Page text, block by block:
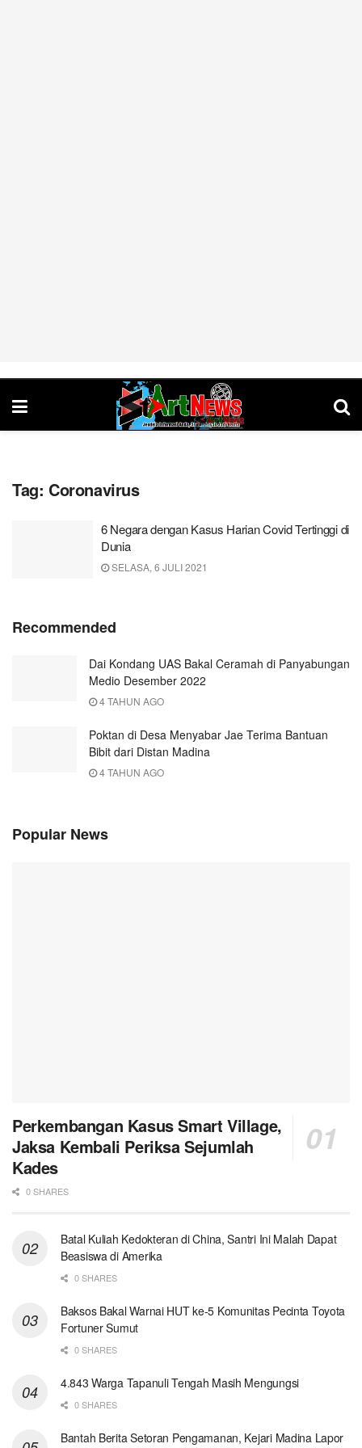
Tag: Coronavirus
6 Negara dengan Kasus Harian Covid Tertinggi di
Dunia
SELASA, 6 JULI 2021
Recommended
Dai Kondang UAS Bakal Ceramah di Panyabungan
Medio Desember 2022
4 TAHUN AGO
Poktan di Desa Menyabar Jae Terima Bantuan
Bibit dari Distan Madina
4 TAHUN AGO
Popular News
Perkembangan Kasus Smart Village,
Jaksa Kembali Periksa Sejumlah
Kades
0 SHARES
Batal Kuliah Kedokteran di China, Santri Ini Malah Dapat
Beasiswa di Amerika
0 SHARES
Baksos Bakal Warnai HUT ke-5 Komunitas Pecinta Toyota
Fortuner Sumut
0 SHARES
4.843 Warga Tapanuli Tengah Masih Mengungsi
0 SHARES
Bantah Berita Setoran Pengamanan, Kejari Madina Lapor